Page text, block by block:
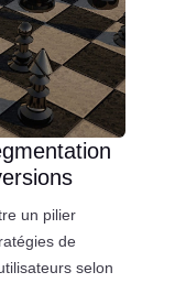
un pilier
de
selon